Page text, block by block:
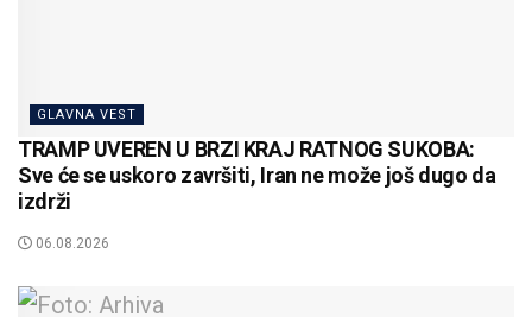
GLAVNA VEST
TRAMP UVEREN U BRZI KRAJ RATNOG SUKOBA:
Sve će se uskoro završiti, Iran ne može još dugo da
izdrži
06.08.2026